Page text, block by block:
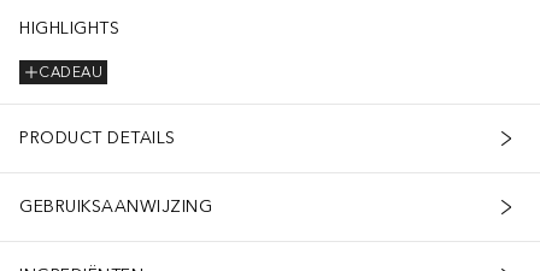
HIGHLIGHTS
CADEAU
PRODUCT DETAILS
GEBRUIKSAANWIJZING